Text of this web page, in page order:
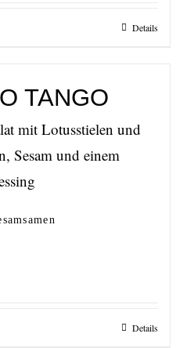
Details
TANGO
mit Lotusstielen und
Sesam und einem
Details